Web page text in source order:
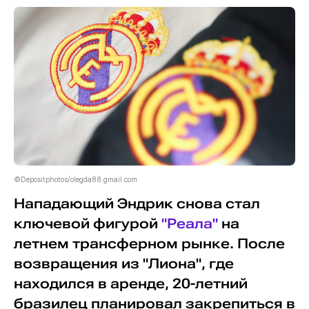
©Depositphotos/olegda88.gmail.com
Нападающий Эндрик снова стал
ключевой фигурой "Реала"на
летнем трансферном рынке. После
возвращения из "Лиона", где
находился в аренде, 20-летний
бразилец планировал закрепиться в